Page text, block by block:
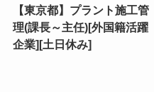
【東京都】プラント施工管
理(課長～主任)[外国籍活躍
企業][土日休み]